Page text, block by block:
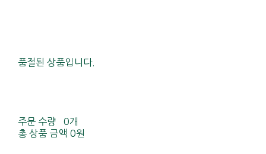
품절된 상품입니다.
주문 수량
0개
총 상품 금액 0원